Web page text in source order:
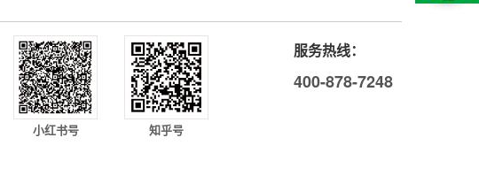
小红书号 知乎号
服务热线：
400-878-7248